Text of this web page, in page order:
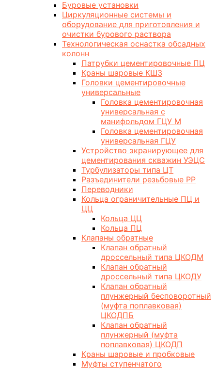
Буровые установки
Циркуляционные системы и
оборудование для приготовления и
очистки бурового раствора
Технологическая оснастка обсадных
колонн
Патрубки цементировочные ПЦ
Краны шаровые КШЗ
Головки цементировочные
универсальные
Головка цементировочная
универсальная с
манифольдом ГЦУ М
Головка цементировочная
универсальная ГЦУ
Устройство экранирующее для
цементирования скважин УЭЦС
Турбулизаторы типа ЦТ
Разъединители резьбовые РР
Переводники
Кольца ограничительные ПЦ и
ЦЦ
Кольца ЦЦ
Кольца ПЦ
Клапаны обратные
Клапан обратный
дроссельный типа ЦКОДМ
Клапан обратный
дроссельный типа ЦКОДУ
Клапан обратный
плунжерный бесповоротный
(муфта поплавковая)
ЦКОДПБ
Клапан обратный
плунжерный (муфта
поплавковая) ЦКОДП
Краны шаровые и пробковые
Муфты ступенчатого